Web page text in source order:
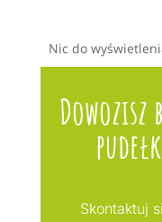
Nic do
Dowozisz
Skontaktuj